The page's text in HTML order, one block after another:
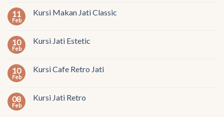
11
Feb
Kursi Makan Jati Classic
10
Feb
Kursi Jati Estetic
10
Feb
Kursi Cafe Retro Jati
08
Feb
Kursi Jati Retro